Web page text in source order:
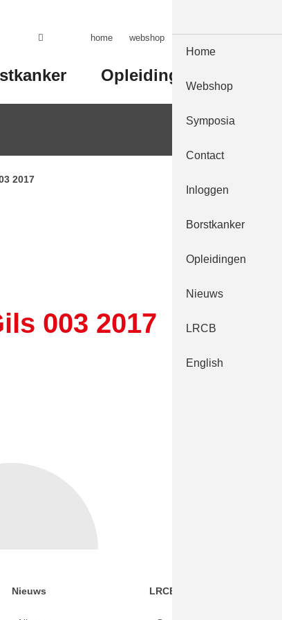
home webshop symposia contact
Opleidingen
2017
003 2017
Nieuws LRCB
Home
Webshop
Symposia
Contact
Inloggen
Borstkanker
Opleidingen
Nieuws
LRCB
English